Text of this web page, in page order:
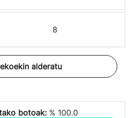
8
alderatu
botoak: % 100.0